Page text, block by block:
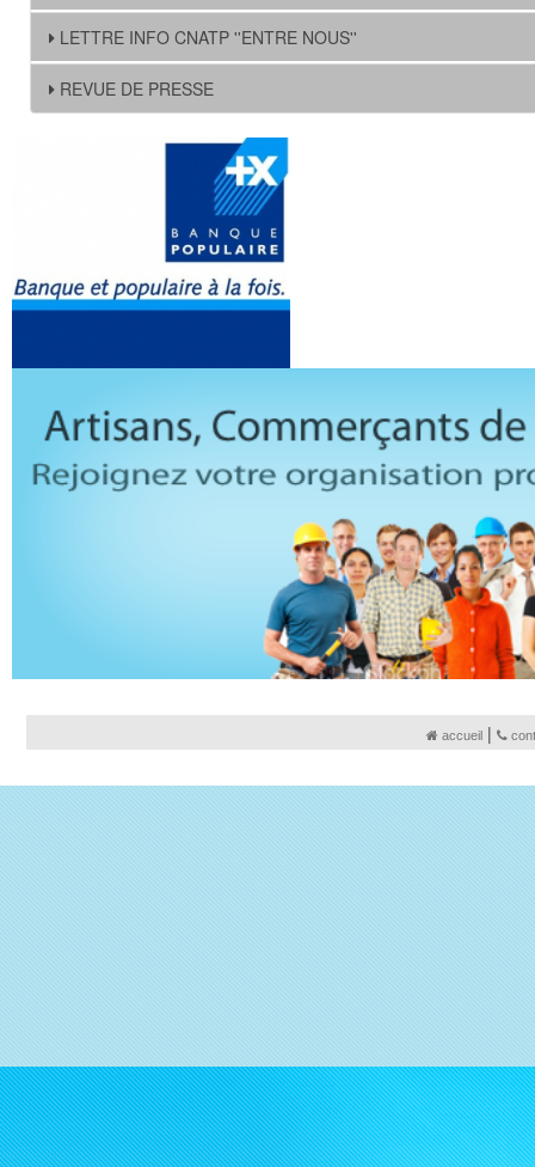
LETTRE INFO CNATP ''ENTRE NOUS''
REVUE DE PRESSE
accueil|